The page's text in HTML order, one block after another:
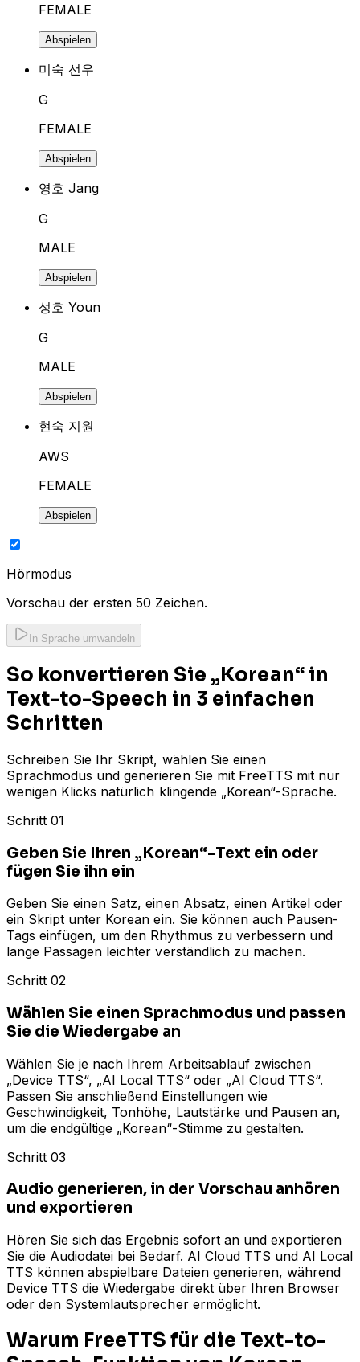
FEMALE
Abspielen
미숙 선우
G
FEMALE
Abspielen
영호 Jang
G
MALE
Abspielen
성호 Youn
G
MALE
Abspielen
현숙 지원
AWS
FEMALE
Abspielen
Hörmodus
Vorschau der ersten 50 Zeichen.
In Sprache umwandeln
So konvertieren Sie „Korean“ in
Text-to-Speech in 3 einfachen
Schritten
Schreiben Sie Ihr Skript, wählen Sie einen
Sprachmodus und generieren Sie mit FreeTTS mit nur
wenigen Klicks natürlich klingende „Korean“-Sprache.
Schritt 01
Geben Sie Ihren „Korean“-Text ein oder
fügen Sie ihn ein
Geben Sie einen Satz, einen Absatz, einen Artikel oder
ein Skript unter Korean ein. Sie können auch Pausen-
Tags einfügen, um den Rhythmus zu verbessern und
lange Passagen leichter verständlich zu machen.
Schritt 02
Wählen Sie einen Sprachmodus und passen
Sie die Wiedergabe an
Wählen Sie je nach Ihrem Arbeitsablauf zwischen
„Device TTS“, „AI Local TTS“ oder „AI Cloud TTS“.
Passen Sie anschließend Einstellungen wie
Geschwindigkeit, Tonhöhe, Lautstärke und Pausen an,
um die endgültige „Korean“-Stimme zu gestalten.
Schritt 03
Audio generieren, in der Vorschau anhören
und exportieren
Hören Sie sich das Ergebnis sofort an und exportieren
Sie die Audiodatei bei Bedarf. AI Cloud TTS und AI Local
TTS können abspielbare Dateien generieren, während
Device TTS die Wiedergabe direkt über Ihren Browser
oder den Systemlautsprecher ermöglicht.
Warum FreeTTS für die Text-to-